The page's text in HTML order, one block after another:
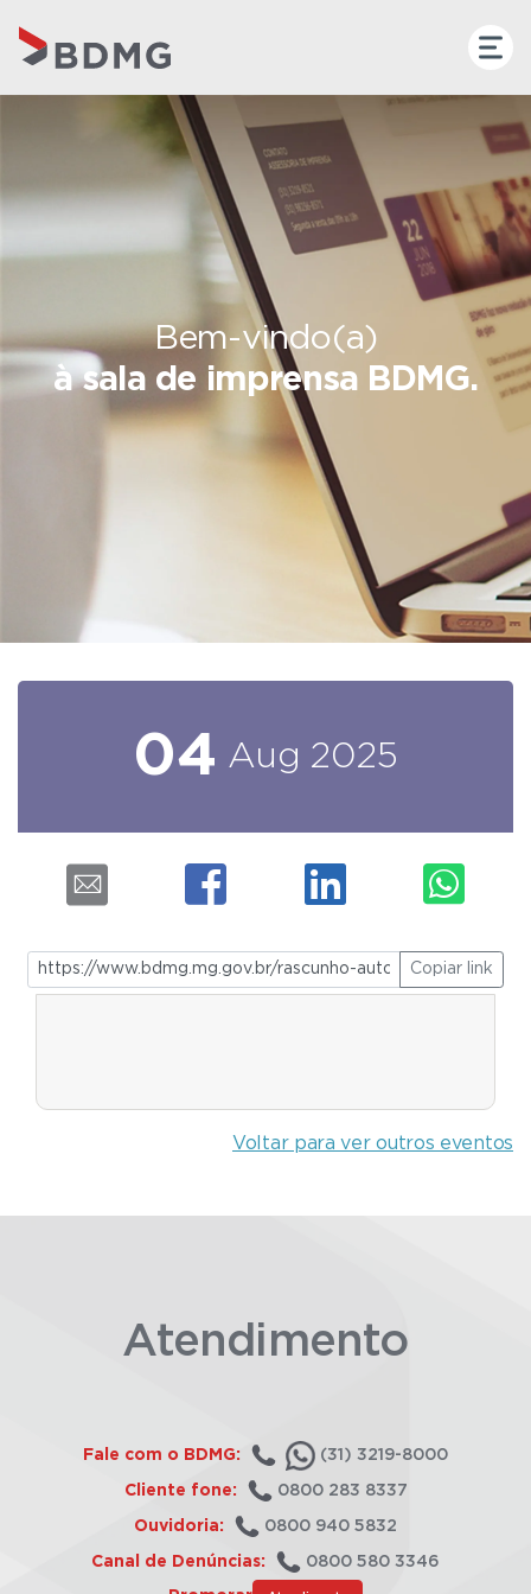
Bem-vindo(a)
à sala de imprensa BDMG.
04 Aug 2025
Copiar link
Voltar para ver outros eventos
Atendimento
Fale com o BDMG: (31) 3219-8000
Cliente fone: 0800 283 8337
Ouvidoria: 0800 940 5832
Canal de Denúncias: 0800 580 3346